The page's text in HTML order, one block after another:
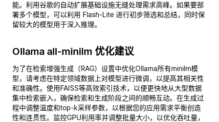
能。利用谷歌的自动扩展基础设施无缝处理需求高峰。如果要部
署多个模型，可以利用 Flash-Lite 进行初步筛选和总结，同时保
留较大的模型用于深入推理。
Ollama all-minilm 优化建议
为了在检索增强生成（RAG）设置中优化Ollama所有minilm模
型，请考虑在特定领域数据上对模型进行微调，以提高其相关性
和准确性。使用FAISS等高效索引技术，以便更快地从大型数据
集中检索嵌入，确保检索和生成阶段之间的顺畅互动。在生成过
程中调整温度和top-k采样参数，以根据您的应用需求平衡创造
性和连贯性。监控GPU利用率并调整批量大小，以优化吞吐量，